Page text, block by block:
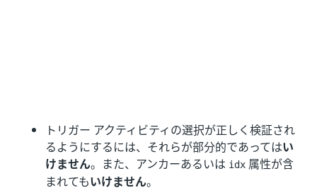
トリガー アクティビティの選択が正しく検証され
るようにするには、それらが部分的であってはい
けません。また、アンカーあるいは idx 属性が含
まれてもいけません。